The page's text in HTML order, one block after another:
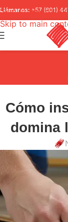
Skip to
Skip to main
Llámanos: +57 (601)
Cómo
domina